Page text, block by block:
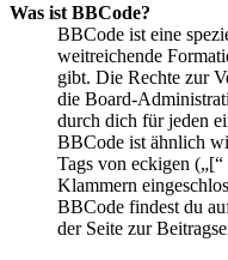
Was ist BBCode?
BBCode ist eine
weitreichende
gibt. Die Rechte zur
die Board-
durch dich für jeden
BBCode ist ähnlich
Tags von eckigen
Klammern
BBCode findest du
der Seite zur